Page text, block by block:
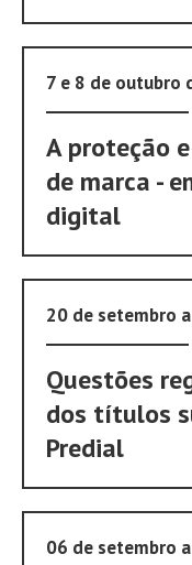
7 e 8 de outubro
A proteção
de marca -
digital
20 de setembro
Questões
dos títulos
Predial
06 de setembro